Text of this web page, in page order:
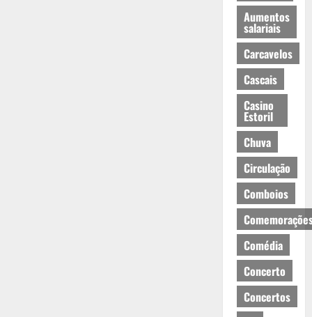
Aumentos
salariais
Carcavelos
Cascais
Casino
Estoril
Chuva
Circulação
Comboios
Comédia
Concerto
Concertos